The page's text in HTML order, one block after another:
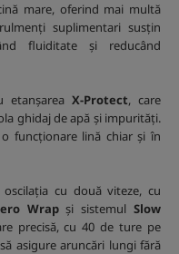
mare, oferind mai multă
suplimentari susțin
fluiditate și reducând
etanșareaX-Protect, care
ghidaj de apă și impurități.
funcționare lină chiar și în
cu două viteze, cu
Wrapși sistemulSlow
precisă, cu 40 de ture pe
asigure aruncări lungi fără